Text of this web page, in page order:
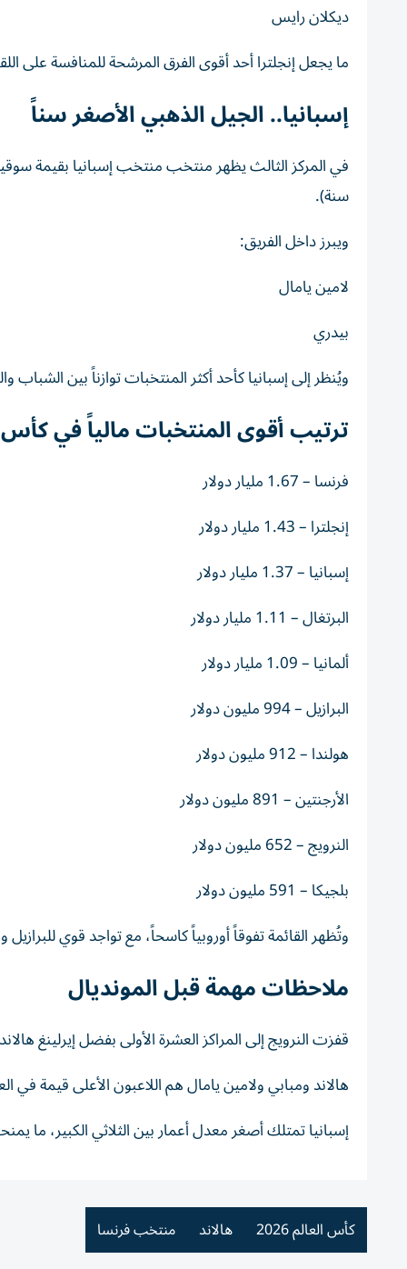
ديكلان رايس
ما يجعل إنجلترا أحد أقوى الفرق المرشحة للمنافسة على
إسبانيا.. الجيل الذهبي الأصغر سناً
سنة).
ويبرز داخل الفريق:
لامين يامال
بيدري
ويُنظر إلى إسبانيا كأحد أكثر المنتخبات توازناً بين الشباب
ترتيب أقوى المنتخبات مالياً في كأس
فرنسا – 1.67 مليار دولار
إنجلترا – 1.43 مليار دولار
إسبانيا – 1.37 مليار دولار
البرتغال – 1.11 مليار دولار
ألمانيا – 1.09 مليار دولار
البرازيل – 994 مليون دولار
هولندا – 912 مليون دولار
الأرجنتين – 891 مليون دولار
النرويج – 652 مليون دولار
بلجيكا – 591 مليون دولار
وتُظهر القائمة تفوقاً أوروبياً كاسحاً، مع تواجد قوي للبرازيل
ملاحظات مهمة قبل المونديال
قفزت النرويج إلى المراكز العشرة الأولى بفضل إيرلينغ
هالاند ومبابي ولامين يامال هم اللاعبون الأعلى قيمة في العالم (217 مليون
إسبانيا تمتلك أصغر معدل أعمار بين الثلاثي الكبير، ما
كأس العالم 2026 هالاند منتخب فرنسا